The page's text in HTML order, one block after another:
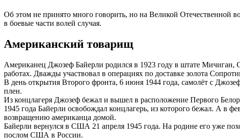
Об этом не принято много говорить, но на Великой Отечественной
в боевые части волей случая.
Американский товарищ
Американец Джозеф Байерли родился в 1923 году в штате
работах. Дважды участвовал в операциях по доставке золота
В день открытия Второго фронта, 6 июня 1944 года, самолёт с
плен.
Из концлагеря Джозеф бежал и вышел в расположение Первого
1945 года Байерли освобождал концлагерь, из которого бежал. А в
возвращению американца домой.
Байерли вернулся в США 21 апреля 1945 года. На родине его уже
послом США в России.